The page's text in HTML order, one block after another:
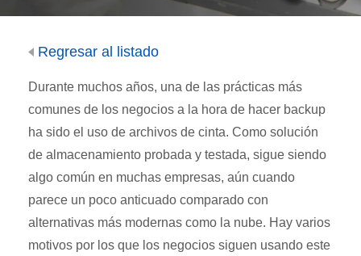
Regresar al listado
Durante muchos años, una de las prácticas más
comunes de los negocios a la hora de hacer backup
ha sido el uso de archivos de cinta. Como solución
de almacenamiento probada y testada, sigue siendo
algo común en muchas empresas, aún cuando
parece un poco anticuado comparado con
alternativas más modernas como la nube. Hay varios
motivos por los que los negocios siguen usando este